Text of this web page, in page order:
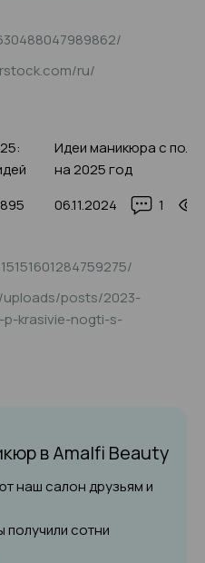
ru/
Идеи маникюра с
на 2025 год
06.11.2024
1
uploads/posts/2023-
p-krasivie-nogti-s-
в Amalfi Beauty
наш салон друзьям и
сотни